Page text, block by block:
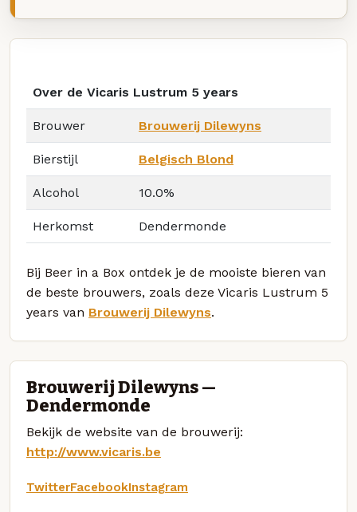
Over de Vicaris Lustrum 5 years
Brouwer Brouwerij Dilewyns
Bierstijl Belgisch Blond
Alcohol 10.0%
Herkomst Dendermonde
Bij Beer in a Box ontdek je de mooiste bieren van
de beste brouwers, zoals deze Vicaris Lustrum 5
years van Brouwerij Dilewyns.
Brouwerij Dilewyns —
Dendermonde
Bekijk de website van de brouwerij:
http://www.vicaris.be
TwitterFacebookInstagram